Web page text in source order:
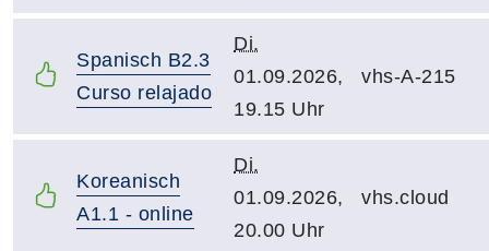
Spanisch B2.3
Curso relajado
Di.
01.09.2026,
19.15 Uhr
vhs-A-215
Koreanisch
A1.1 - online
Di.
01.09.2026,
20.00 Uhr
vhs.cloud